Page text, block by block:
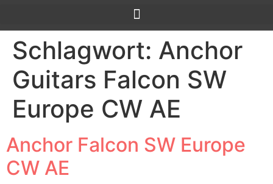
Schlagwort: Anchor
Guitars Falcon SW
Europe CW AE
Anchor Falcon SW Europe
CW AE